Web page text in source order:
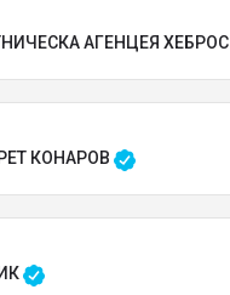
АГЕНЦЕЯ ХЕБРОС
КОНАРОВ